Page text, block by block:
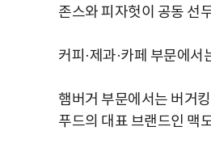
존스와 피자헛이 공동 선
커피·제과·카페 부문에
햄버거 부문에서는 버거
푸드의 대표 브랜드인 맥